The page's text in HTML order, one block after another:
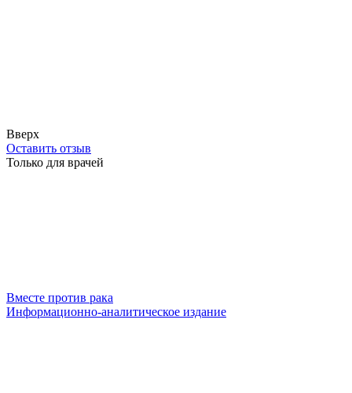
Вверх
Оставить отзыв
Только для врачей
Вместе против рака
Информационно-аналитическое издание